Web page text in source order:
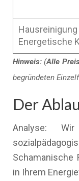
Energetische
Hinweis: (Alle
begründeten
Der
Analyse:
Schamanische
in Ihrem